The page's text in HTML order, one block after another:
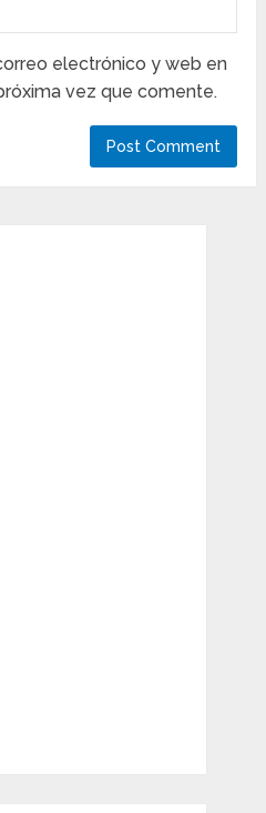
electrónico y web en
vez que comente.